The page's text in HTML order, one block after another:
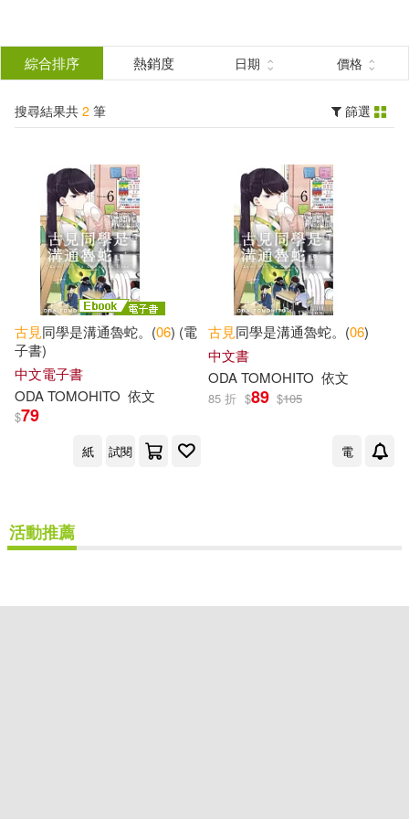
結
分類 (單選)
所有商品(2) 圖書(1)
電子書(1)
作者 (可複選)
出版社
綜合排序 熱銷度 日期 價格
搜尋結果共 2 筆 篩選
古見同學是溝通魯蛇。(06) (電
子書)
中文電子書
ODA TOMOHITO 依文
$79
紙 試閱
古見同學是溝通魯蛇。(06)
中文書
ODA TOMOHITO 依文
85 折 $89 $105
電
活動推薦